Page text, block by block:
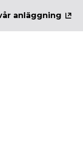
anläggning